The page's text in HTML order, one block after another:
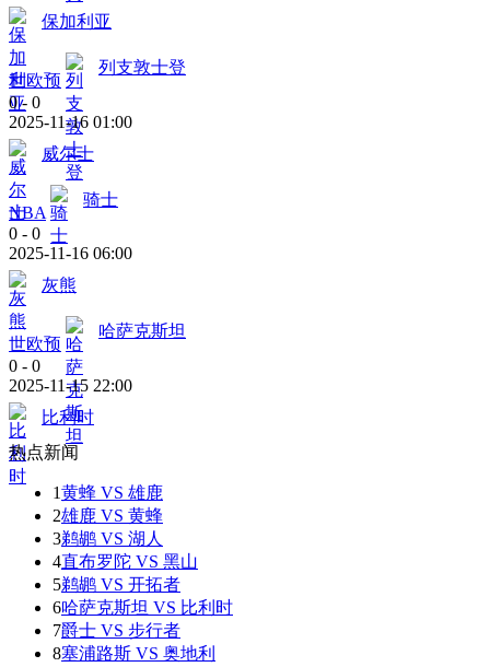
保加利亚
世欧预
列支敦士登
0 - 0
2025-11-16 01:00
威尔士
NBA
骑士
0 - 0
2025-11-16 06:00
灰熊
世欧预
哈萨克斯坦
0 - 0
2025-11-15 22:00
比利时
热点新闻
1黄蜂 VS 雄鹿
2雄鹿 VS 黄蜂
3鹈鹕 VS 湖人
4直布罗陀 VS 黑山
5鹈鹕 VS 开拓者
6哈萨克斯坦 VS 比利时
7爵士 VS 步行者
8塞浦路斯 VS 奥地利